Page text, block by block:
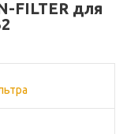
FILTER для